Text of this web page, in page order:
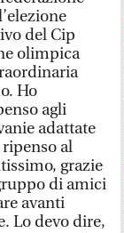
del Cip
olimpica
Ho
agli
adattate
al
grazie
di amici
avanti
Lo devo dire,